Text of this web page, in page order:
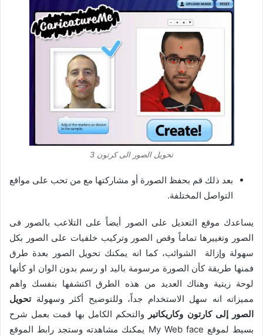
تحويل الصور الى كرتون 3
بعد ذلك قم بحفظ الصورة أو مشاركتها مع من تحب على مواقع
التواصل المختلفة.
يساعدك موقع التعديل على الصور أيضاً على التلاعب بالصور فى
الصور وتغييرها تماماً وقص الصور وتركيب خلفيات على الصور بكل
سهولة وإزالة الشوائب، كما انه يمكنك تحويل الصور بعدة طرق
فمنها طريقة كأن الصورة مرسومة باليد او رسم بدون الوان او كأنها
لوحة زيتية وهناك العديد من هذه الطرق اكتشفها بنفسك واهم
مميزاته انه سهل الاستخدام جداً، وللتوضيح أكثر وسهولةتحويل
الصور إلى كارتون وكاريكاتير والتحكم الكامل بها قمت بعمل شرح
بسيط لموقع My Web face يمكنك مشاهدته وستجد رابط الموقع